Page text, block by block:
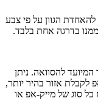
הגוון על פי צבע
ממנו בדרגה אחת בלבד.
המיועד להסוואה. ניתן
לקבלת אזור בהיר יותר,
כל סוג של מייק-אפ או